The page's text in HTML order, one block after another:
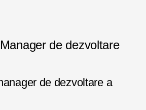
de dezvoltare
de dezvoltare a